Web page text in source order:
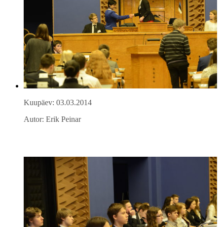
Kuupäev: 03.03.2014
Autor: Erik Peinar